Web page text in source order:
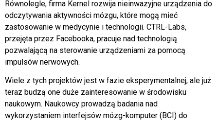
Równolegle, firma Kernel rozwija nieinwazyjne urządzenia do
odczytywania aktywności mózgu, które mogą mieć
zastosowanie w medycynie i technologii. CTRL-Labs,
przejęta przez Facebooka, pracuje nad technologią
pozwalającą na sterowanie urządzeniami za pomocą
impulsów nerwowych.
Wiele z tych projektów jest w fazie eksperymentalnej, ale już
teraz budzą one duże zainteresowanie w środowisku
naukowym. Naukowcy prowadzą badania nad
wykorzystaniem interfejsów mózg-komputer (BCI) do